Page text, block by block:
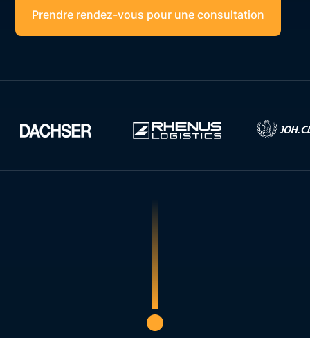
Prendre rendez-vous pour une consultation